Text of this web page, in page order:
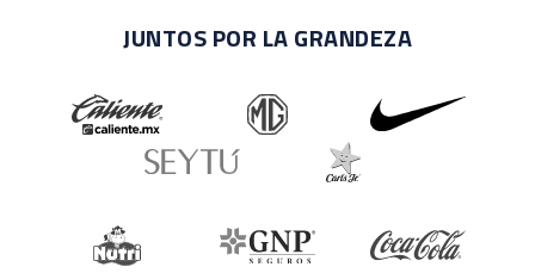
JUNTOS POR LA GRANDEZA